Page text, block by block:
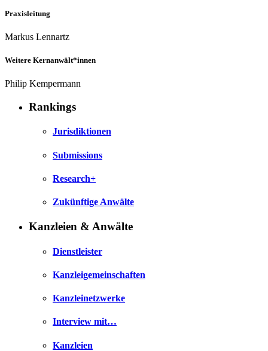
Praxisleitung
Markus Lennartz
Weitere Kernanwält*innen
Philip Kempermann
Rankings
Jurisdiktionen
Submissions
Research+
Zukünftige Anwälte
Kanzleien & Anwälte
Dienstleister
Kanzleigemeinschaften
Kanzleinetzwerke
Interview mit…
Kanzleien